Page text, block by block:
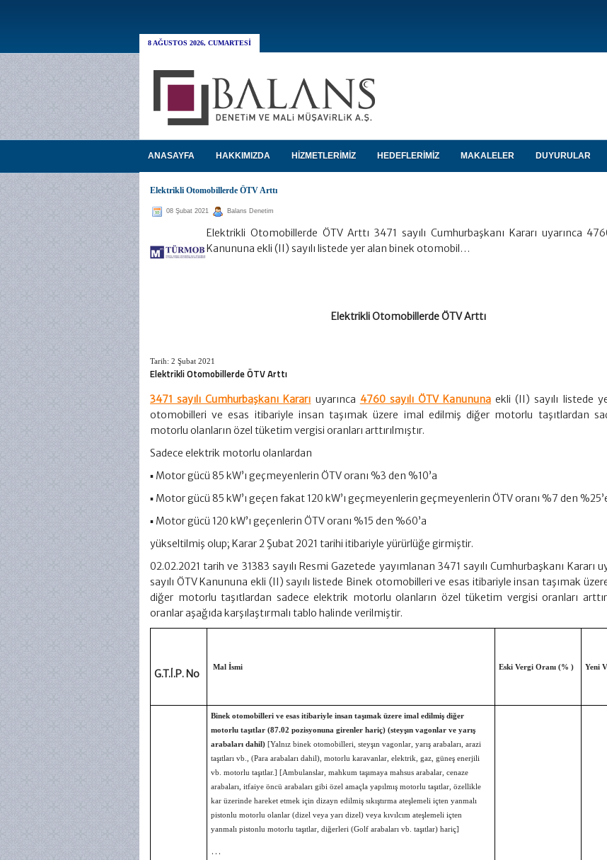
8 AĞUSTOS 2026, CUMARTESI
ANASAYFA HAKKIMIZDA HİZMETLERİMİZ HEDEFLERİMİZ MAKALELER DUYURULAR
Elektrikli Otomobillerde ÖTV Arttı
08 Şubat 2021 Balans Denetim
Elektrikli Otomobillerde ÖTV Arttı 3471 sayılı Cumhurbaşkanı Kararı uyarınca
Kanununa ekli (II) sayılı listede yer alan binek otomobil…
Elektrikli Otomobillerde ÖTV Arttı
Tarih: 2 Şubat 2021
Elektrikli Otomobillerde ÖTV Arttı
3471 sayılı Cumhurbaşkanı Kararı uyarınca 4760 sayılı ÖTV Kanununa ekli (II) sayılı listede
otomobilleri ve esas itibariyle insan taşımak üzere imal edilmiş diğer motorlu taşıtlardan
motorlu olanların özel tüketim vergisi oranları arttırılmıştır.
Sadece elektrik motorlu olanlardan
▪ Motor gücü 85 kW’ı geçmeyenlerin ÖTV oranı %3 den %10’a
▪ Motor gücü 85 kW’ı geçen fakat 120 kW’ı geçmeyenlerin geçmeyenlerin ÖTV oranı %7 den
▪ Motor gücü 120 kW’ı geçenlerin ÖTV oranı %15 den %60’a
yükseltilmiş olup; Karar 2 Şubat 2021 tarihi itibariyle yürürlüğe girmiştir.
02.02.2021 tarih ve 31383 sayılı Resmi Gazetede yayımlanan 3471 sayılı Cumhurbaşkanı Kararı
sayılı ÖTV Kanununa ekli (II) sayılı listede Binek otomobilleri ve esas itibariyle insan taşımak
diğer motorlu taşıtlardan sadece elektrik motorlu olanların özel tüketim vergisi oranları
oranlar aşağıda karşılaştırmalı tablo halinde verilmiştir.
G.T.İ.P. No
Mal İsmi Eski Vergi Oranı (% ) Yeni
Binek otomobilleri ve esas itibariyle insan taşımak üzere imal edilmiş diğer
motorlu taşıtlar (87.02 pozisyonuna girenler hariç) (steyşın vagonlar ve yarış
arabaları dahil) [Yalnız binek otomobilleri, steyşın vagonlar, yarış arabaları, arazi
taşıtları vb., (Para arabaları dahil), motorlu karavanlar, elektrik, gaz, güneş enerjili
vb. motorlu taşıtlar.] [Ambulanslar, mahkum taşımaya mahsus arabalar, cenaze
arabaları, itfaiye öncü arabaları gibi özel amaçla yapılmış motorlu taşıtlar, özellikle
kar üzerinde hareket etmek için dizayn edilmiş sıkıştırma ateşlemeli içten yanmalı
pistonlu motorlu olanlar (dizel veya yarı dizel) veya kıvılcım ateşlemeli içten
yanmalı pistonlu motorlu taşıtlar, diğerleri (Golf arabaları vb. taşıtlar) hariç]
…